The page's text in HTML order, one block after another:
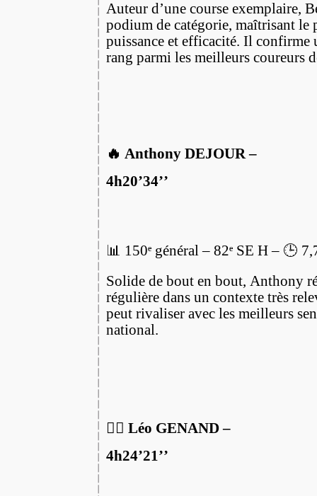
Auteur d’une course exemplaire,
podium de catégorie, maîtrisant le
puissance et efficacité. Il confirme
rang parmi les meilleurs coureurs
🔥 Anthony DEJOUR –
4h20’34’’
📊 150ᵉ général – 82ᵉ SE H – 🕒
Solide de bout en bout, Anthony
régulière dans un contexte très
peut rivaliser avec les meilleurs
national.
🏃‍♂️ Léo GENAND –
4h24’21’’